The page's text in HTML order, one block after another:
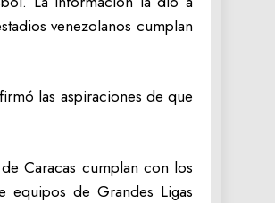
venezolanos cumplan
las aspiraciones de que
Caracas cumplan con los
equipos de Grandes Ligas